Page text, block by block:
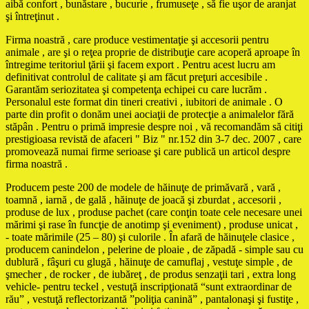
aibă confort , bunăstare , bucurie , frumuseţe , să fie uşor de aranjat
şi întreţinut .
Firma noastră , care produce vestimentaţie şi accesorii pentru
animale , are şi o reţea proprie de distribuţie care acoperă aproape în
întregime teritoriul ţării şi facem export . Pentru acest lucru am
definitivat controlul de calitate şi am făcut preţuri accesibile .
Garantăm seriozitatea şi competenţa echipei cu care lucrăm .
Personalul este format din tineri creativi , iubitori de animale . O
parte din profit o donăm unei aociaţii de protecţie a animalelor fără
stăpân . Pentru o primă impresie despre noi , vă recomandăm să citiţi
prestigioasa revistă de afaceri " Biz " nr.152 din 3-7 dec. 2007 , care
promovează numai firme serioase şi care publică un articol despre
firma noastră .
Producem peste 200 de modele de hăinuţe de primăvară , vară ,
toamnă , iarnă , de gală , hăinuţe de joacă şi zburdat , accesorii ,
produse de lux , produse pachet (care conţin toate cele necesare unei
mărimi şi rase în funcţie de anotimp şi eveniment) , produse unicat ,
- toate mărimile (25 – 80) şi culorile . În afară de hăinuţele clasice ,
producem canindelon , pelerine de ploaie , de zăpadă - simple sau cu
dublură , fâşuri cu glugă , hăinuţe de camuflaj , vestuţe simple , de
şmecher , de rocker , de iubăreţ , de produs senzaţii tari , extra long
vehicle- pentru teckel , vestuţă inscripţionată “sunt extraordinar de
rău” , vestuţă reflectorizantă ”poliţia canină” , pantalonaşi şi fustiţe ,